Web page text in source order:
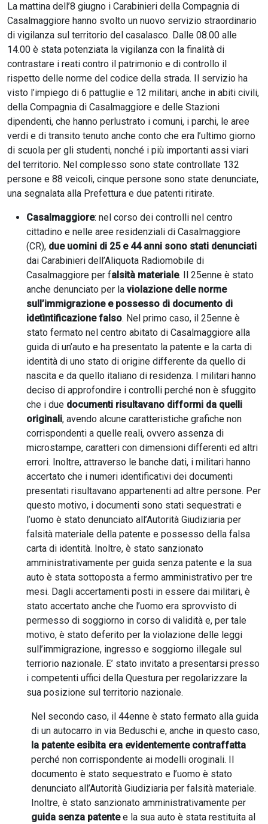
La mattina dell’8 giugno i Carabinieri della Compagnia di
Casalmaggiore hanno svolto un nuovo servizio straordinario
di vigilanza sul territorio del casalasco. Dalle 08.00 alle
14.00 è stata potenziata la vigilanza con la finalità di
contrastare i reati contro il patrimonio e di controllo il
rispetto delle norme del codice della strada. Il servizio ha
visto l’impiego di 6 pattuglie e 12 militari, anche in abiti civili,
della Compagnia di Casalmaggiore e delle Stazioni
dipendenti, che hanno perlustrato i comuni, i parchi, le aree
verdi e di transito tenuto anche conto che era l’ultimo giorno
di scuola per gli studenti, nonché i più importanti assi viari
del territorio. Nel complesso sono state controllate 132
persone e 88 veicoli, cinque persone sono state denunciate,
una segnalata alla Prefettura e due patenti ritirate.
Casalmaggiore: nel corso dei controlli nel centro
cittadino e nelle aree residenziali di Casalmaggiore
(CR), due uomini di 25 e 44 anni sono stati denunciati
dai Carabinieri dell’Aliquota Radiomobile di
Casalmaggiore per falsità materiale. Il 25enne è stato
anche denunciato per la violazione delle norme
sull’immigrazione e possesso di documento di
idetìntificazione falso. Nel primo caso, il 25enne è
stato fermato nel centro abitato di Casalmaggiore alla
guida di un’auto e ha presentato la patente e la carta di
identità di uno stato di origine differente da quello di
nascita e da quello italiano di residenza. I militari hanno
deciso di approfondire i controlli perché non è sfuggito
che i due documenti risultavano difformi da quelli
originali, avendo alcune caratteristiche grafiche non
corrispondenti a quelle reali, ovvero assenza di
microstampe, caratteri con dimensioni differenti ed altri
errori. Inoltre, attraverso le banche dati, i militari hanno
accertato che i numeri identificativi dei documenti
presentati risultavano appartenenti ad altre persone. Per
questo motivo, i documenti sono stati sequestrati e
l’uomo è stato denunciato all’Autorità Giudiziaria per
falsità materiale della patente e possesso della falsa
carta di identità. Inoltre, è stato sanzionato
amministrativamente per guida senza patente e la sua
auto è stata sottoposta a fermo amministrativo per tre
mesi. Dagli accertamenti posti in essere dai militari, è
stato accertato anche che l’uomo era sprovvisto di
permesso di soggiorno in corso di validità e, per tale
motivo, è stato deferito per la violazione delle leggi
sull’immigrazione, ingresso e soggiorno illegale sul
terriorio nazionale. E’ stato invitato a presentarsi presso
i competenti uffici della Questura per regolarizzare la
sua posizione sul territorio nazionale.
Nel secondo caso, il 44enne è stato fermato alla guida
di un autocarro in via Beduschi e, anche in questo caso,
la patente esibita era evidentemente contraffatta
perché non corrispondente ai modelli oroginali. Il
documento è stato sequestrato e l’uomo è stato
denunciato all’Autorità Giudiziaria per falsità materiale.
Inoltre, è stato sanzionato amministrativamente per
guida senza patentee la sua auto è stata restituita al